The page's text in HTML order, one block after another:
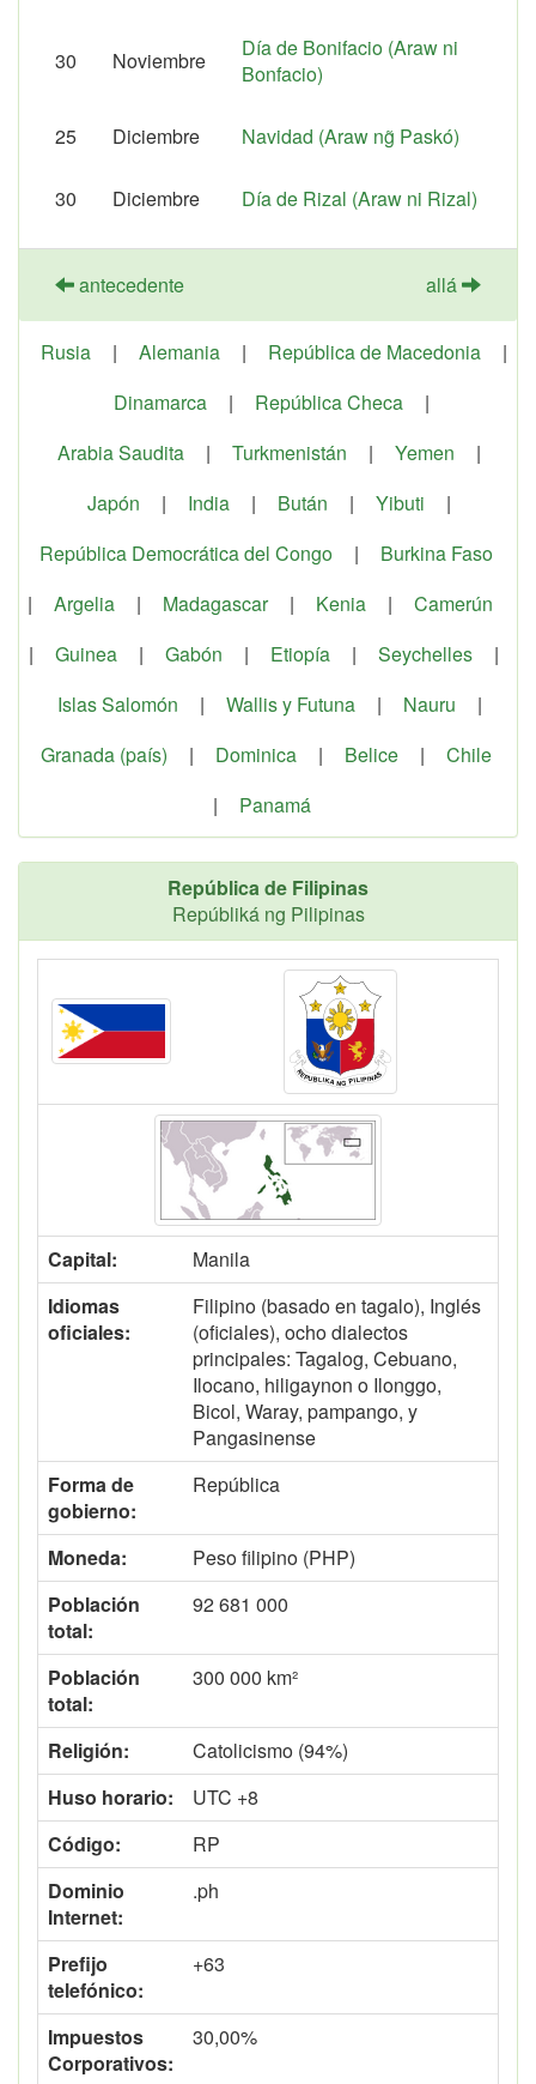
30 Noviembre
Día de Bonifacio (Araw ni
Bonfacio)
25 Diciembre Navidad (Araw ng̃ Paskó)
30 Diciembre Día de Rizal (Araw ni Rizal)
antecedente allá
Rusia | Alemania | República de Macedonia
|
Dinamarca
| República Checa
|
Arabia Saudita
| Turkmenistán | Yemen
|
Japón
| India | Bután | Yibuti
|
República Democrática del Congo
|
Burkina Faso
|
Argelia | Madagascar | Kenia |
Camerún
|
Guinea | Gabón | Etiopía | Seychelles
|
Islas Salomón
| Wallis y Futuna | Nauru
|
Granada (país)
| Dominica | Belice |
Chile
|
Panamá
República de Filipinas
Repúbliká ng Pilipinas
Capital:
Manila
Idiomas
oficiales:
Filipino (basado en tagalo), Inglés
(oficiales), ocho dialectos
principales: Tagalog, Cebuano,
Ilocano, hiligaynon o Ilonggo,
Bicol, Waray, pampango, y
Pangasinense
Forma de
gobierno:
República
Moneda:
Peso filipino (PHP)
Población
total:
92 681 000
Población
total:
300 000 km²
Religión:
Catolicismo (94%)
Huso horario:
UTC +8
Código:
RP
Dominio
Internet:
.ph
Prefijo
telefónico:
+63
Impuestos
Corporativos:
30,00%